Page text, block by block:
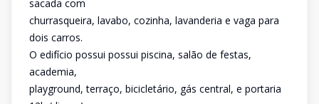
sacada com
churrasqueira, lavabo, cozinha, lavanderia e vaga para
dois carros.
O edifício possui possui piscina, salão de festas,
academia,
playground, terraço, bicicletário, gás central, e portaria